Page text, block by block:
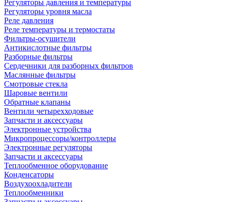
Регуляторы давления и температуры
Регуляторы уровня масла
Реле давления
Реле температуры и термостаты
Фильтры-осушители
Антикислотные фильтры
Разборные фильтры
Сердечники для разборных фильтров
Маслянные фильтры
Смотровые стекла
Шаровые вентили
Обратные клапаны
Вентили четырехходовые
Запчасти и аксессуары
Электронные устройства
Микропроцессоры/контроллеры
Электронные регуляторы
Запчасти и аксессуары
Теплообменное оборудование
Конденсаторы
Воздухоохладители
Теплообменники